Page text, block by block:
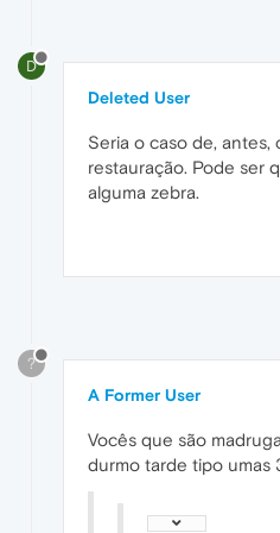
D
Deleted User
Seria o caso de, antes,
restauração. Pode ser
alguma zebra.
?
A Former User
Vocês que são
durmo tarde tipo umas